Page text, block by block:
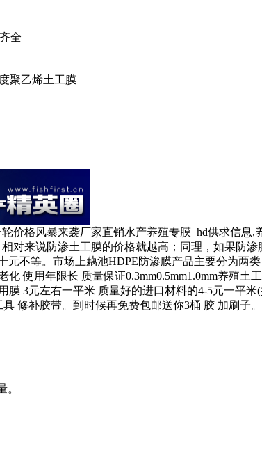
全
聚乙烯土工膜
价格风暴来袭厂家直销水产养殖专膜_hd供求信
对来说防渗土工膜的价格就越高；同理，如果防
元不等。市场上藕池HDPE防渗膜产品主要分为两
使用年限长 质量保证0.3mm0.5mm1.0mm养殖
3元左右一平米 质量好的进口材料的4-5元一平
修补胶带。到时候再免费包邮送你3桶 胶 加刷子
。